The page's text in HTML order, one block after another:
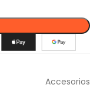
Accesorios